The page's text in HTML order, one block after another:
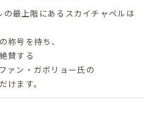
最上階にあるスカイチャペルは
称号を持ち、
賛する
ァン・ガボリョー氏の
けます。